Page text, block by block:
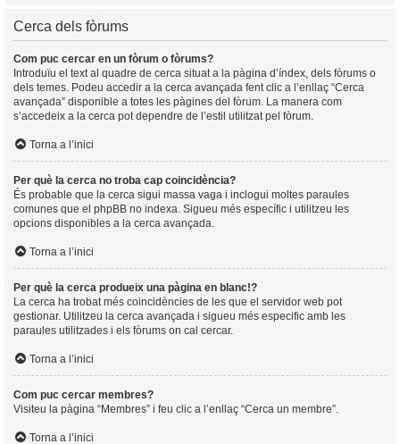
Cerca dels fòrums
Com puc cercar en un fòrum o fòrums?
Introduïu el text al quadre de cerca situat a la pàgina d’índex, dels fòrums o
dels temes. Podeu accedir a la cerca avançada fent clic a l’enllaç “Cerca
avançada” disponible a totes les pàgines del fòrum. La manera com
s’accedeix a la cerca pot dependre de l’estil utilitzat pel fòrum.
Torna a l’inici
Per què la cerca no troba cap coincidència?
És probable que la cerca sigui massa vaga i inclogui moltes paraules
comunes que el phpBB no indexa. Sigueu més específic i utilitzeu les
opcions disponibles a la cerca avançada.
Torna a l’inici
Per què la cerca produeix una pàgina en blanc!?
La cerca ha trobat més coincidències de les que el servidor web pot
gestionar. Utilitzeu la cerca avançada i sigueu més especific amb les
paraules utilitzades i els fòrums on cal cercar.
Torna a l’inici
Com puc cercar membres?
Visiteu la pàgina “Membres” i feu clic a l’enllaç “Cerca un membre”.
Torna a l’inici